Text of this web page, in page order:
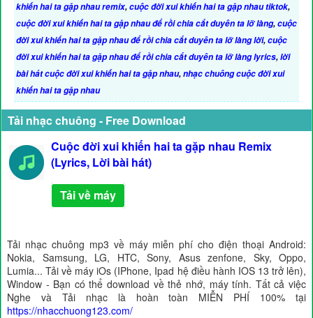
khiến hai ta gặp nhau remix,cuộc đời xui khiến hai ta gặp nhau tiktok,
cuộc đời xui khiến hai ta gặp nhau để rồi chia cắt duyên ta lỡ làng,cuộc
đời xui khiến hai ta gặp nhau để rồi chia cắt duyên ta lỡ làng lời,cuộc
đời xui khiến hai ta gặp nhau để rồi chia cắt duyên ta lỡ làng lyrics,lời
bài hát cuộc đời xui khiến hai ta gặp nhau,nhạc chuông cuộc đời xui
khiến hai ta gặp nhau
Tải nhạc chuông - Free Download
Cuộc đời xui khiến hai ta gặp nhau Remix
(Lyrics, Lời bài hát)
Tải về máy
Tải nhạc chuông mp3 về máy miễn phí cho điện thoại Android:
Nokia, Samsung, LG, HTC, Sony, Asus zenfone, Sky, Oppo,
Lumia... Tải về máy iOs (IPhone, Ipad hệ điều hành IOS 13 trở lên),
Window - Bạn có thể download về thẻ nhớ, máy tính. Tất cả việc
Nghe và Tải nhạc là hoàn toàn MIỄN PHÍ 100% tại
https://nhacchuong123.com/